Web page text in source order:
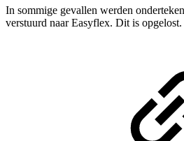
In sommige gevallen werden
verstuurd naar Easyflex. Dit is opgelost.